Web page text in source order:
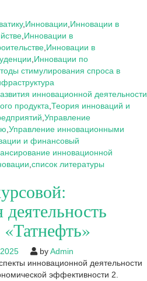
, Инновации Инновации в
Инновации в
Инновации в
Инновации по
стимулирования спроса в
инновационной деятельности
продукта Теория инноваций и
Управление
Управление инновационными
и финансовый
инновационной
список литературы
byAdmin
инновационной деятельности
эффективности 2.